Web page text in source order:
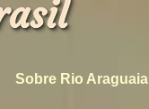
Sobre Rio Araguaia